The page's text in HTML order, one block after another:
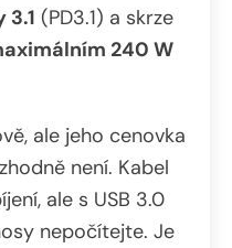
3.1 (PD3.1) a skrze
240 W
ale jeho cenovka
není. Kabel
ale s USB 3.0
nepočítejte. Je